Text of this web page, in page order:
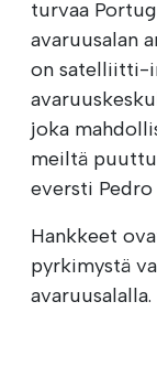
turvaa
avaruusalan
on satelliitti-
joka
meiltä
eversti
Hankkeet
pyrkimystä
avaruusalalla.